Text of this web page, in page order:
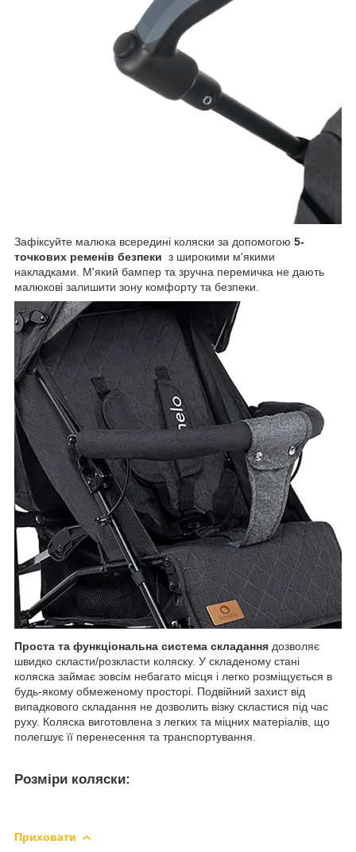
Зафіксуйте малюка всередині коляски за допомогою 5-
точкових ременів безпеки з широкими м'якими
накладками. М'який бампер та зручна перемичка не дають
малюкові залишити зону комфорту та безпеки.
Проста та функціональна система складання дозволяє
швидко скласти/розкласти коляску. У складеному стані
коляска займає зовсім небагато місця і легко розміщується в
будь-якому обмеженому просторі. Подвійний захист від
випадкового складання не дозволить візку скластися під час
руху. Коляска виготовлена з легких та міцних матеріалів, що
полегшує її перенесення та транспортування.
Розміри коляски:
Приховати